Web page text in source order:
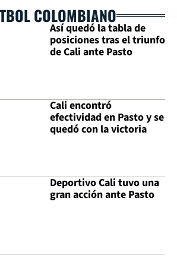
COLOMBIANO
Así quedó la tabla de
posiciones tras el triunfo
de Cali ante Pasto
Cali encontró
efectividad en Pasto y se
quedó con la victoria
Deportivo Cali tuvo una
gran acción ante Pasto